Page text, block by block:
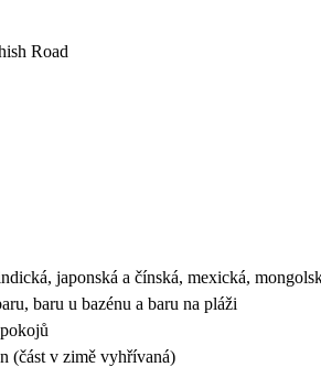
Road
japonská a čínská, mexická,
baru u bazénu a baru na pláži
(část v zimě vyhřívaná)